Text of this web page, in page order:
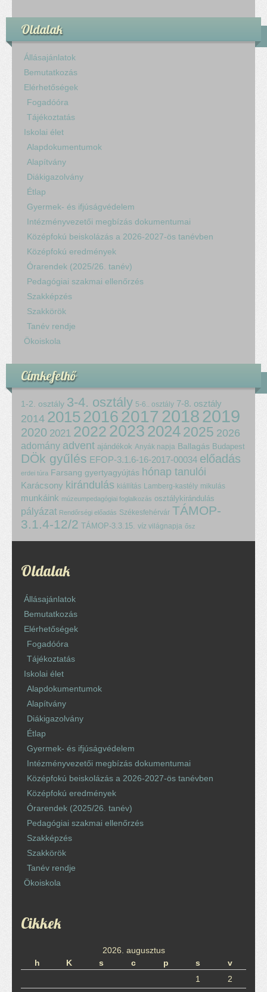
Oldalak
Állásajánlatok
Bemutatkozás
Elérhetőségek
Fogadóóra
Tájékoztatás
Iskolai élet
Alapdokumentumok
Alapítvány
Diákigazolvány
Étlap
Gyermek- és ifjúságvédelem
Intézményvezetői megbízás dokumentumai
Középfokú beiskolázás a 2026-2027-ös tanévben
Középfokú eredmények
Órarendek (2025/26. tanév)
Pedagógiai szakmai ellenőrzés
Szakképzés
Szakkörök
Tanév rendje
Ökoiskola
Címkefelhő
1-2. osztály 3-4. osztály 5-6.. osztály 7-8. osztály
2014 2015 2016 2017 20182019
2020 2021 2022 2023 20242025 2026
adomány advent ajándékok Anyák napja Ballagás Budapest
DÖk gyűlés EFOP-3.1.6-16-2017-00034 előadás
erdei túra Farsang gyertyagyújtás hónap tanulói
Karácsony kirándulás kiállítás Lamberg-kastély mikulás
munkáink múzeumpedagógiai foglalkozás osztálykirándulás
pályázat Rendőrségi előadás Székesfehérvár TÁMOP-
3.1.4-12/2 TÁMOP-3.3.15. víz világnapja ősz
Oldalak
Állásajánlatok
Bemutatkozás
Elérhetőségek
Fogadóóra
Tájékoztatás
Iskolai élet
Alapdokumentumok
Alapítvány
Diákigazolvány
Étlap
Gyermek- és ifjúságvédelem
Intézményvezetői megbízás dokumentumai
Középfokú beiskolázás a 2026-2027-ös tanévben
Középfokú eredmények
Órarendek (2025/26. tanév)
Pedagógiai szakmai ellenőrzés
Szakképzés
Szakkörök
Tanév rendje
Ökoiskola
Cikkek
2026. augusztus
h
K s c p s
v
1
2